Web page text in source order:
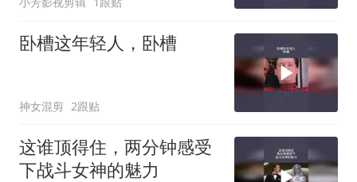
卧槽这年轻人，卧槽
神女混剪 2跟贴
这谁顶得住，两分钟感受
下战斗女神的魅力